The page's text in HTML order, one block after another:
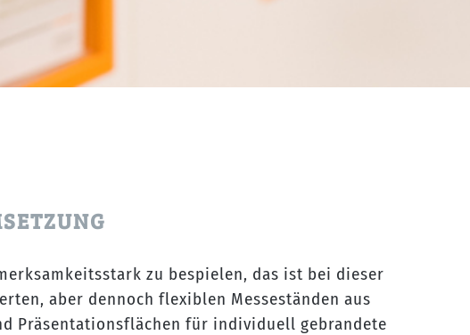
zu bespielen, das ist bei dieser
aber dennoch flexiblen Messeständen aus
Präsentationsflächen für individuell gebrandete